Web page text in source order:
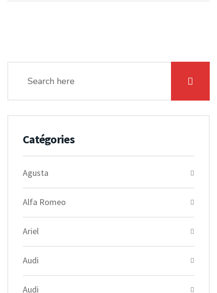
Catégories
Agusta
Alfa Romeo
Ariel
Audi
Audi